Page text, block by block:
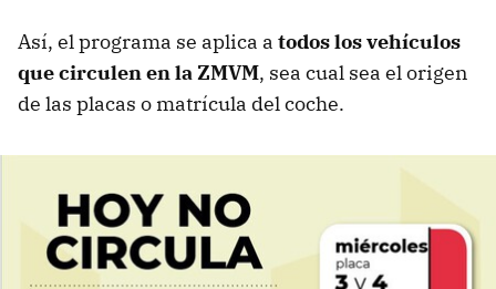
Así, el programa se aplica a todos los vehículos
que circulen en la ZMVM, sea cual sea el origen
de las placas o matrícula del coche.